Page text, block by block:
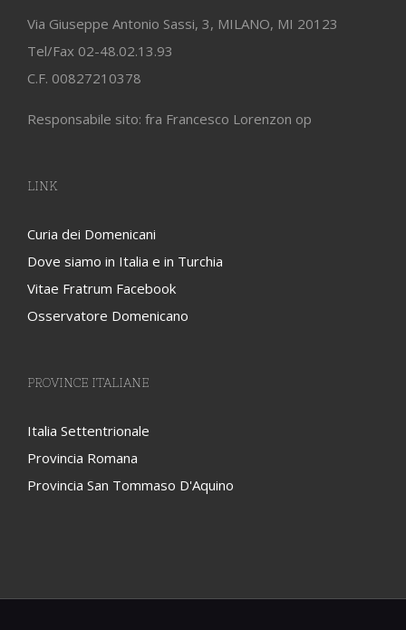
Via Giuseppe Antonio Sassi, 3, MILANO, MI 20123
Tel/Fax 02-48.02.13.93
C.F. 00827210378
Responsabile sito: fra Francesco Lorenzon op
LINK
Curia dei Domenicani
Dove siamo in Italia e in Turchia
Vitae Fratrum Facebook
Osservatore Domenicano
PROVINCE ITALIANE
Italia Settentrionale
Provincia Romana
Provincia San Tommaso D'Aquino